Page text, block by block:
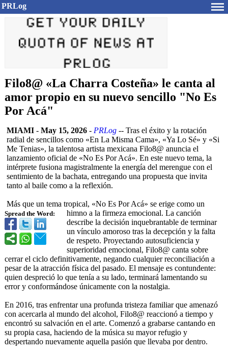
PRLog
Filo8@ «La Charra Costeña» le canta al
amor propio en su nuevo sencillo "No Es
Por Acá"
Spread the Word:
MIAMI - May 15, 2026 - PRLog -- Tras el éxito y la rotación
radial de sencillos como «En La Misma Cama», «Ya Lo Sé» y «Si
Me Tenias», la talentosa artista mexicana Filo8@ anuncia el
lanzamiento oficial de «No Es Por Acá». En este nuevo tema, la
intérprete fusiona magistralmente la energía del merengue con el
sentimiento de la bachata, entregando una propuesta que invita
tanto al baile como a la reflexión.
Más que un tema tropical, «No Es Por Acá» se erige como un
himno a la firmeza emocional. La canción
describe la decisión inquebrantable de terminar
un vínculo amoroso tras la decepción y la falta
de respeto. Proyectando autosuficiencia y
superioridad emocional, Filo8@ canta sobre
cerrar el ciclo definitivamente, negando cualquier reconciliación a
pesar de la atracción física del pasado. El mensaje es contundente:
quien despreció lo que tenía a su lado, terminará lamentando su
error y conformándose únicamente con la nostalgia.
En 2016, tras enfrentar una profunda tristeza familiar que amenazó
con acercarla al mundo del alcohol, Filo8@ reaccionó a tiempo y
encontró su salvación en el arte. Comenzó a grabarse cantando en
su propia casa, haciendo de la música su mayor refugio y
despertando nuevamente aquella pasión que llevaba por dentro.